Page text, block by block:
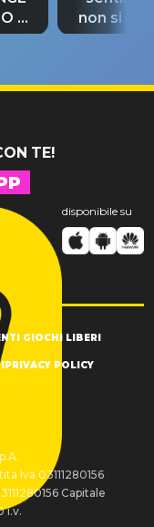
si
non si
fino alla
TE!
disponibile su
GIOCHI LIBERI
PRIVACY POLICY
Iva 03111280156
Capitale
i.v.